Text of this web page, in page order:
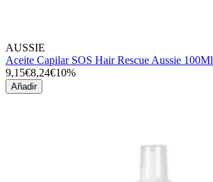
AUSSIE
Aceite Capilar SOS Hair Rescue Aussie 100Ml
9,15€8,24€10%
Añadir